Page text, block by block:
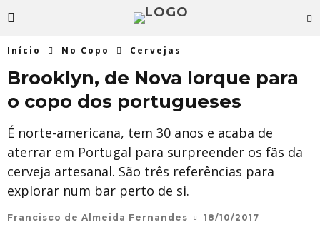
Início No Copo Cervejas
Brooklyn, de Nova Iorque para
o copo dos portugueses
É norte-americana, tem 30 anos e acaba de
aterrar em Portugal para surpreender os fãs da
cerveja artesanal. São três referências para
explorar num bar perto de si.
Francisco de Almeida Fernandes 18/10/2017